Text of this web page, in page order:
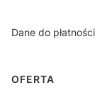
Dane do płatności
OFERTA